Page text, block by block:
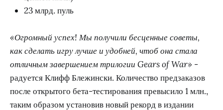
23 млрд. пуль
«Огромный успех! Мы получили бесценные советы,
как сделать игру лучше и удобней, чтоб она стала
отличным завершением трилогии Gears of War» -
радуется Клифф Блежински. Количество предзаказов
после открытого бета-тестирования превысило 1 млн.,
таким образом установив новый рекорд в издании